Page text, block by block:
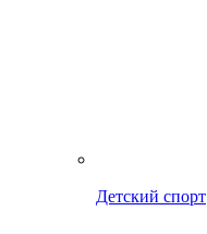
Детский спорт